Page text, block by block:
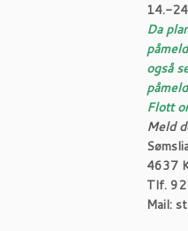
14.-
Da
også
Flott
Meld
4637
Tlf.
Mail: